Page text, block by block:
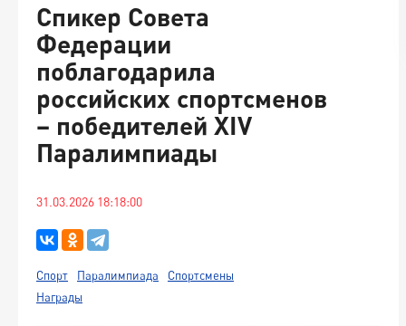
Спикер Совета
Федерации
поблагодарила
российских спортсменов
– победителей XIV
Паралимпиады
31.03.2026 18:18:00
Спорт Паралимпиада
Спортсмены
Награды